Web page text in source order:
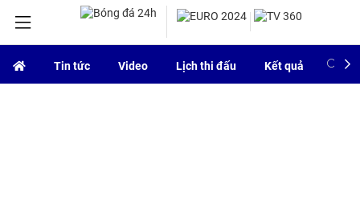
Tin tức Video Lịch thi đấu Kết quả